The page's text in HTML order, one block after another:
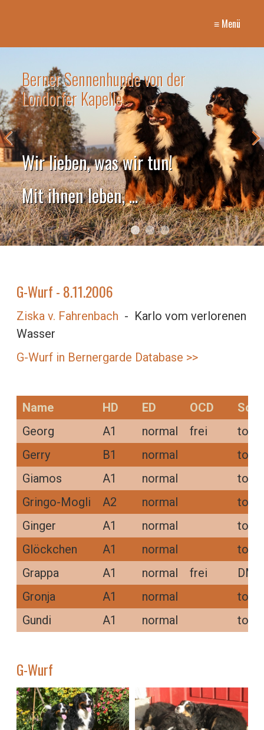
≡ Menü
von der
tun!
Berner
Londorfer Kapelle
Wir lieben, was
... sie
G-Wurf - 8.11.2006
Ziska v. Fahrenbach - Karlo vom verlorenen
Wasser
G-Wurf in Bernergarde Database >>
Name HD ED OCD
Georg
A1 normal frei
tot
Gerry
B1 normal
tot
Giamos
A1 normal
tot
Gringo-Mogli
A2 normal
tot
Ginger
A1 normal
tot
Glöckchen
A1 normal
tot
Grappa
A1 normal frei
DM
Gronja
A1 normal
tot
Gundi
A1 normal tot
G-Wurf